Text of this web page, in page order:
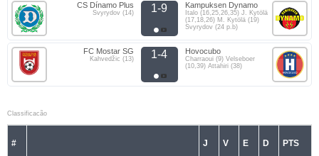
CS Dínamo Plus
Svyrydov (14) 1-9 Kampuksen Dynamo
Italo (16,25,26,35) J. Kytölä
(17,18,26) M. Kytölä (19)
Svyrydov (24 p.b)
FC Mostar SG
Kahvedžic (13) 1-4 Hovocubo
Charraoui (9) Velseboer
(10,39) Attahiri (38)
Classificacão
# J V E D PTS